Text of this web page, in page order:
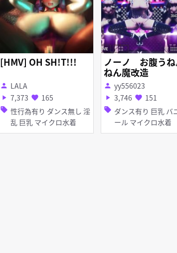
[HMV] OH SH!T!!!
person LALA
play_arrow 7,373 favorite 165
sell 性行為有り ダンス無し 淫
乱 巨乳 マイクロ水着
ノーノ お腹うね
ねん魔改造
person yy556023
play_arrow 3,746 favorite 151
sell ダンス有り 巨乳 バニーガ
ール マイクロ水着